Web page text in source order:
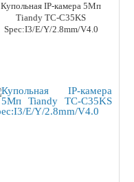
Купольная IP-камера 5Мп
Tiandy TC-C35KS
Spec:I3/E/Y/2.8mm/V4.0